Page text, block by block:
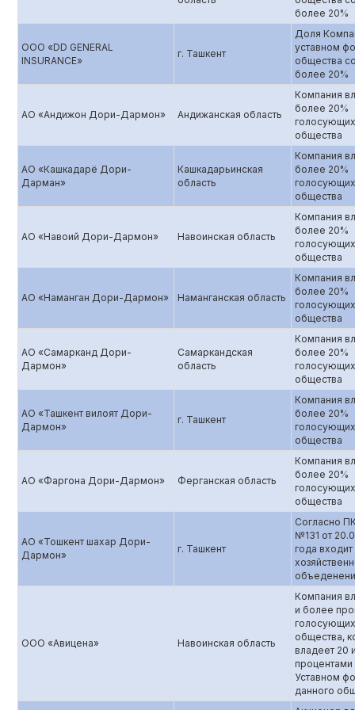
более 20%
ООО «DD GENERAL
INSURANCE»
г. Ташкент
Доля
уставном
общества
более 20%
АО «Андижон Дори-Дармон» Андижанская область
Компания
более 20%
общества
АО «Кашкадарё Дори-
Дарман»
Кашкадарьинская
область
Компания
более 20%
общества
АО «Навоий Дори-Дармон» Навоинская область
Компания
более 20%
общества
АО «Наманган Дори-Дармон» Наманганская область
Компания
более 20%
общества
АО «Самарканд Дори-
Дармон»
Самаркандская
область
Компания
более 20%
общества
АО «Ташкент вилоят Дори-
Дармон»
г. Ташкент
Компания
более 20%
общества
АО «Фаргона Дори-Дармон» Ферганская область
Компания
более 20%
общества
АО «Тошкент шахар Дори-
Дармон»
г. Ташкент
Согласно
№131 от
года
ООО «Авицена» Навоинская область
Компания
и более
общества,
владеет 20
процентами
Уставном
данного